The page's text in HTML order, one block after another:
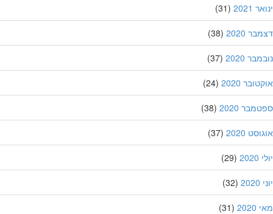
2021
(31)
2020
(38)
2020
(37)
2020
(24)
2020
(38)
2020
(37)
(29)
(32)
(31)